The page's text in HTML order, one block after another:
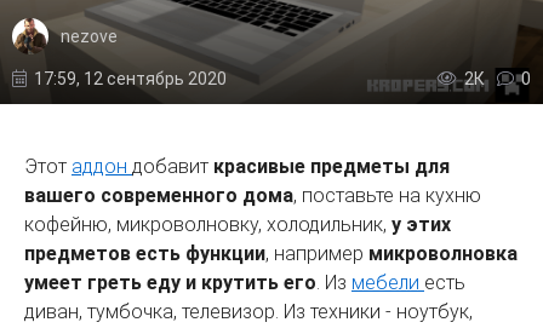
nezove
17:59, 12 сентябрь 2020 2К 0
Этот аддон добавит красивые предметы для
вашего современного дома, поставьте на кухню
кофейню, микроволновку, холодильник, у этих
предметов есть функции, например микроволновка
умеет греть еду и крутить его. Из мебели есть
диван, тумбочка, телевизор. Из техники - ноутбук,